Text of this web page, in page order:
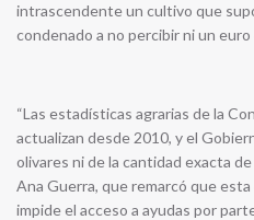
intrascendente un cultivo que
condenado a no percibir ni un euro
“Las estadísticas agrarias de la
actualizan desde 2010, y el
olivares ni de la cantidad exacta
Ana Guerra, que remarcó que
impide el acceso a ayudas por